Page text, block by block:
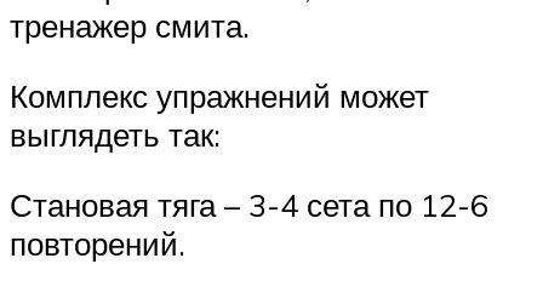
тренажер смита.
Комплекс упражнений может
выглядеть так:
Становая тяга – 3-4 сета по 12-6
повторений.